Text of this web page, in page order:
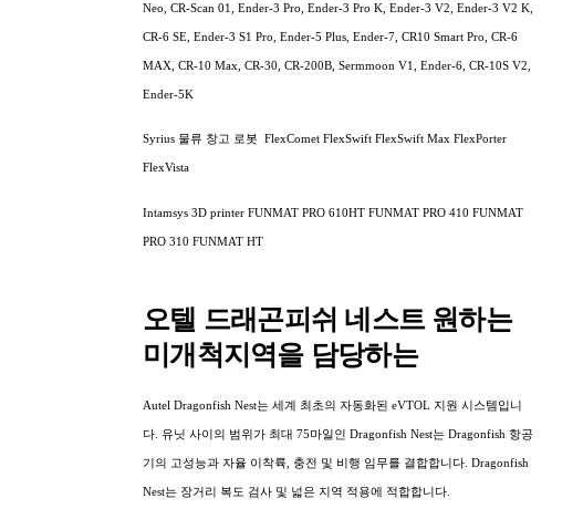
Neo, CR-Scan 01, Ender-3 Pro, Ender-3 Pro K, Ender-3 V2, Ender-3 V2 K,
CR-6 SE, Ender-3 S1 Pro, Ender-5 Plus, Ender-7, CR10 Smart Pro, CR-6
MAX, CR-10 Max, CR-30, CR-200B, Sermmoon V1, Ender-6, CR-10S V2,
Ender-5K
Syrius 물류 창고 로봇 FlexComet FlexSwift FlexSwift Max FlexPorter
FlexVista
Intamsys 3D printer FUNMAT PRO 610HT FUNMAT PRO 410 FUNMAT
PRO 310 FUNMAT HT
오텔 드래곤피쉬 네스트 원하는
미개척지역을 담당하는
Autel Dragonfish Nest는 세계 최초의 자동화된 eVTOL 지원 시스템입니
다. 유닛 사이의 범위가 최대 75마일인 Dragonfish Nest는 Dragonfish 항공
기의 고성능과 자율 이착륙, 충전 및 비행 임무를 결합합니다. Dragonfish
Nest는 장거리 복도 검사 및 넓은 지역 적용에 적합합니다.